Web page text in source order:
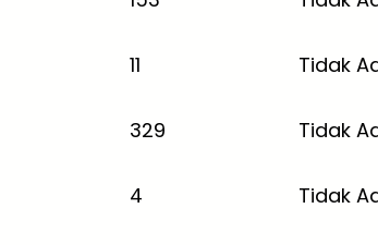
11
Tidak
329 Tidak
4
Tidak